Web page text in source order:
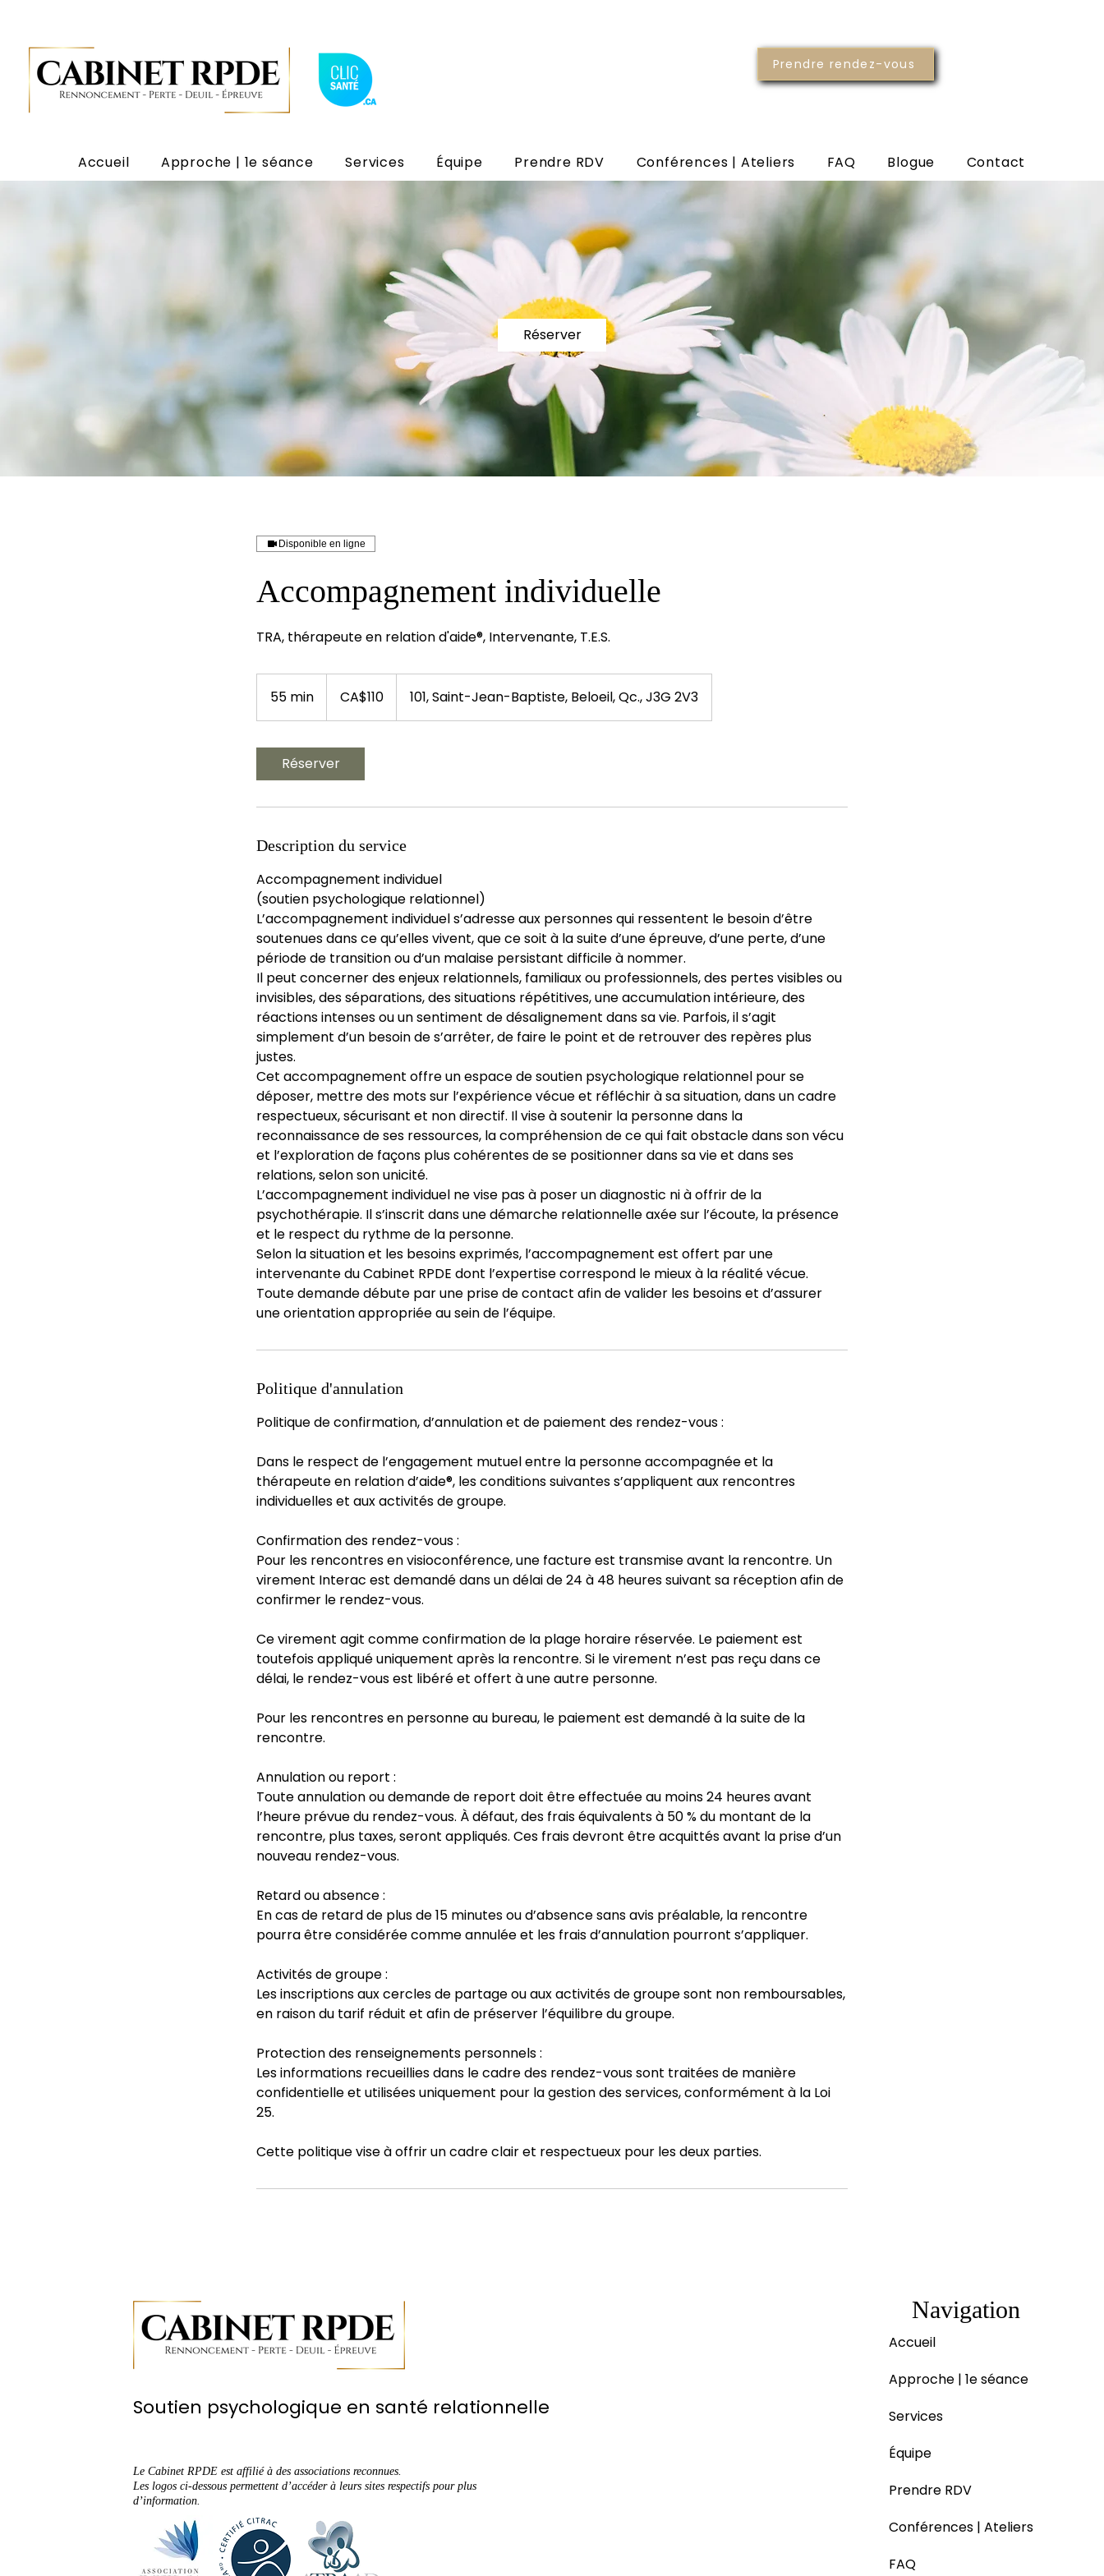
Prendre rendez-vous
Accueil Approche | 1e séance Services Équipe Prendre RDV Conférences | Ateliers FAQ Blogue Contact
Réserver
Disponible en ligne
Accompagnement individuelle
TRA, thérapeute en relation d'aide®, Intervenante, T.E.S.
55 min
5
i
n
dollarsCA$110 101, Saint-Jean-Baptiste, Beloeil, Qc., J3G 2V3
Réserver
Description du service
Accompagnement individuel
(soutien psychologique relationnel)
L’accompagnement individuel s’adresse aux personnes qui ressentent le besoin d’être
soutenues dans ce qu’elles vivent, que ce soit à la suite d’une épreuve, d’une perte, d’une
période de transition ou d’un malaise persistant difficile à nommer.
Il peut concerner des enjeux relationnels, familiaux ou professionnels, des pertes visibles ou
invisibles, des séparations, des situations répétitives, une accumulation intérieure, des
réactions intenses ou un sentiment de désalignement dans sa vie. Parfois, il s’agit
simplement d’un besoin de s’arrêter, de faire le point et de retrouver des repères plus
justes.
Cet accompagnement offre un espace de soutien psychologique relationnel pour se
déposer, mettre des mots sur l’expérience vécue et réfléchir à sa situation, dans un cadre
respectueux, sécurisant et non directif. Il vise à soutenir la personne dans la
reconnaissance de ses ressources, la compréhension de ce qui fait obstacle dans son vécu
et l’exploration de façons plus cohérentes de se positionner dans sa vie et dans ses
relations, selon son unicité.
L’accompagnement individuel ne vise pas à poser un diagnostic ni à offrir de la
psychothérapie. Il s’inscrit dans une démarche relationnelle axée sur l’écoute, la présence
et le respect du rythme de la personne.
Selon la situation et les besoins exprimés, l’accompagnement est offert par une
intervenante du Cabinet RPDE dont l’expertise correspond le mieux à la réalité vécue.
Toute demande débute par une prise de contact afin de valider les besoins et d’assurer
une orientation appropriée au sein de l’équipe.
Politique d'annulation
Politique de confirmation, d’annulation et de paiement des rendez-vous :
Dans le respect de l’engagement mutuel entre la personne accompagnée et la
thérapeute en relation d’aide®, les conditions suivantes s’appliquent aux rencontres
individuelles et aux activités de groupe.
Confirmation des rendez-vous :
Pour les rencontres en visioconférence, une facture est transmise avant la rencontre. Un
virement Interac est demandé dans un délai de 24 à 48 heures suivant sa réception afin de
confirmer le rendez-vous.
Ce virement agit comme confirmation de la plage horaire réservée. Le paiement est
toutefois appliqué uniquement après la rencontre. Si le virement n’est pas reçu dans ce
délai, le rendez-vous est libéré et offert à une autre personne.
Pour les rencontres en personne au bureau, le paiement est demandé à la suite de la
rencontre.
Annulation ou report :
Toute annulation ou demande de report doit être effectuée au moins 24 heures avant
l’heure prévue du rendez-vous. À défaut, des frais équivalents à 50 % du montant de la
rencontre, plus taxes, seront appliqués. Ces frais devront être acquittés avant la prise d’un
nouveau rendez-vous.
Retard ou absence :
En cas de retard de plus de 15 minutes ou d’absence sans avis préalable, la rencontre
pourra être considérée comme annulée et les frais d’annulation pourront s’appliquer.
Activités de groupe :
Les inscriptions aux cercles de partage ou aux activités de groupe sont non remboursables,
en raison du tarif réduit et afin de préserver l’équilibre du groupe.
Protection des renseignements personnels :
Les informations recueillies dans le cadre des rendez-vous sont traitées de manière
confidentielle et utilisées uniquement pour la gestion des services, conformément à la Loi
25.
Cette politique vise à offrir un cadre clair et respectueux pour les deux parties.
Soutien psychologique en santé relationnelle
Le Cabinet RPDE est affilié à des associations reconnues.
Les logos ci-dessous permettent d’accéder à leurs sites respectifs pour plus
d’information.
Navigation
Accueil
Approche | 1e séance
Services
Équipe
Prendre RDV
Conférences | Ateliers
FAQ